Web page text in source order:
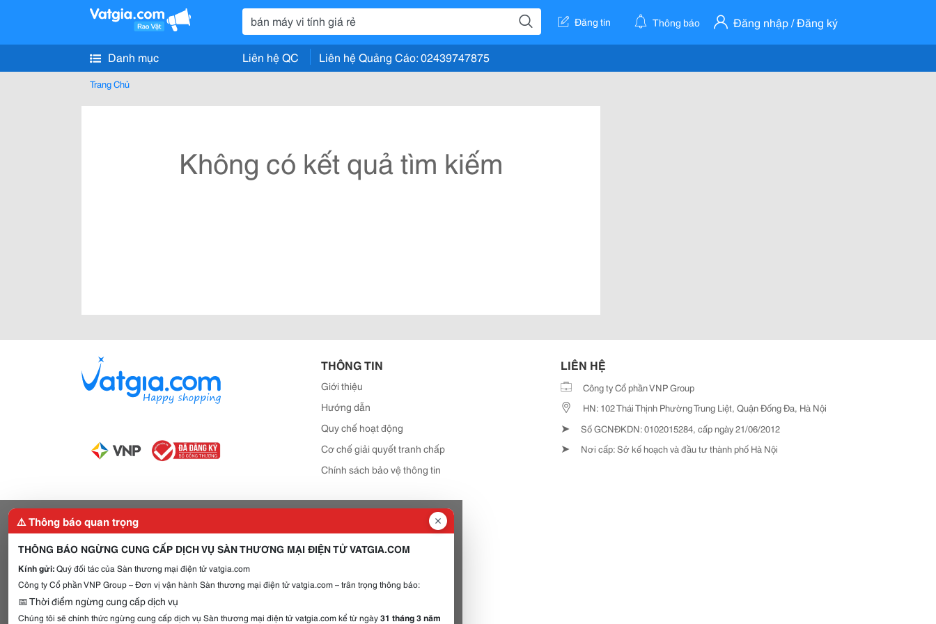
Đăng tin Thông báo Đăng nhập / Đăng ký
Danh mục Liên hệ QC Liên hệ Quảng Cáo: 02439747875
Trang Chủ
Không có kết quả tìm kiếm
THÔNG TIN
Giới thiệu
Hướng dẫn
Quy chế hoạt động
Cơ chế giải quyết tranh chấp
Chính sách bảo vệ thông tin
LIÊN HỆ
Công ty Cổ phần VNP Group
HN: 102 Thái Thịnh Phường Trung Liệt, Quận Đống Đa, Hà Nội
➤ Số GCNĐKDN: 0102015284, cấp ngày 21/06/2012
➤ Nơi cấp: Sở kế hoạch và đầu tư thành phố Hà Nội
⚠️ Thông báo quan trọng
THÔNG BÁO NGỪNG CUNG CẤP DỊCH VỤ SÀN THƯƠNG MẠI ĐIỆN TỬ VATGIA.COM
Kính gửi:Quý đối tác của Sàn thương mại điện tử vatgia.com
Công ty Cổ phần VNP Group – Đơn vị vận hành Sàn thương mại điện tử vatgia.com – trân trọng thông báo:
📅 Thời điểm ngừng cung cấp dịch vụ
Chúng tôi sẽ chính thức ngừng cung cấp dịch vụ Sàn thương mại điện tử vatgia.com kể từ ngày31 tháng 3 năm